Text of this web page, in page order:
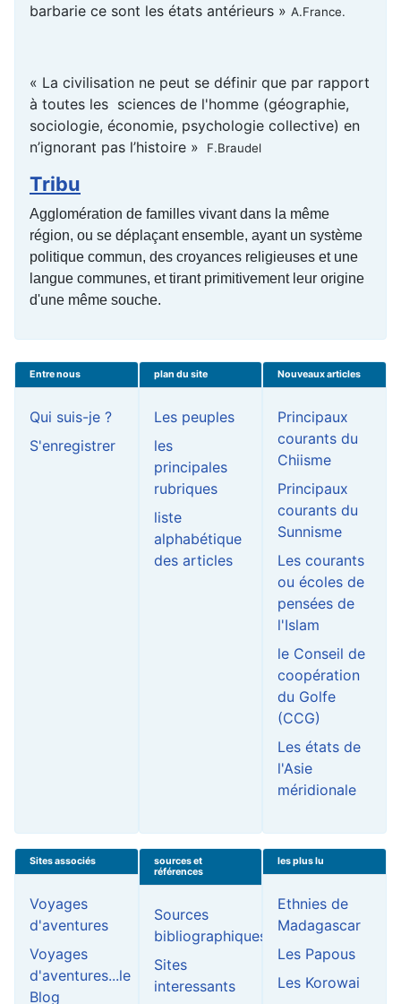
barbarie ce sont les états antérieurs » A.France.
« La civilisation ne peut se définir que par rapport
à toutes les sciences de l'homme (géographie,
sociologie, économie, psychologie collective) en
n’ignorant pas l’histoire »
F.Braudel
Tribu
Agglomération de familles vivant dans la même
région, ou se déplaçant ensemble, ayant un système
politique commun, des croyances religieuses et une
langue communes, et tirant primitivement leur origine
d'une même souche.
Entre nous
Qui suis-je ?
S'enregistrer
plan du site
Les peuples
les
principales
rubriques
liste
alphabétique
des articles
Nouveaux articles
Principaux
courants du
Chiisme
Principaux
courants du
Sunnisme
Les courants
ou écoles de
pensées de
l'Islam
le Conseil de
coopération
du Golfe
(CCG)
Les états de
l'Asie
méridionale
Sites associés
Voyages
d'aventures
Voyages
d'aventures...le
Blog
sources et
références
Sources
bibliographiques
Sites
interessants
les plus lu
Ethnies de
Madagascar
Les Papous
Les Korowai